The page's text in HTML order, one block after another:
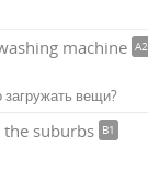
machine A2
загружать вещи?
the suburbs
B1